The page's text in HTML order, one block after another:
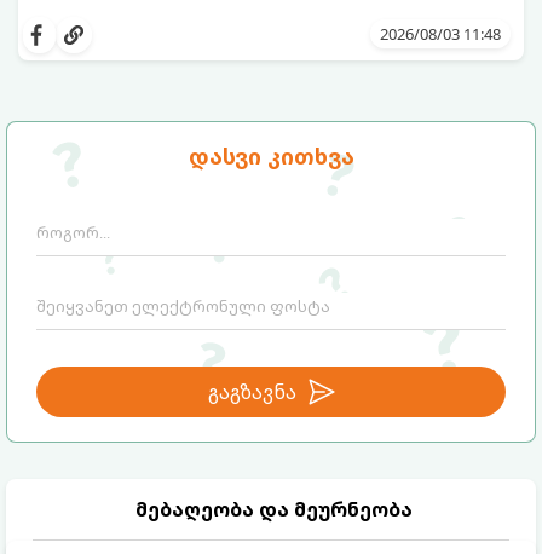
დასვი კითხვა
გაგზავნა
მებაღეობა და მეურნეობა
2026/08/03 11:48